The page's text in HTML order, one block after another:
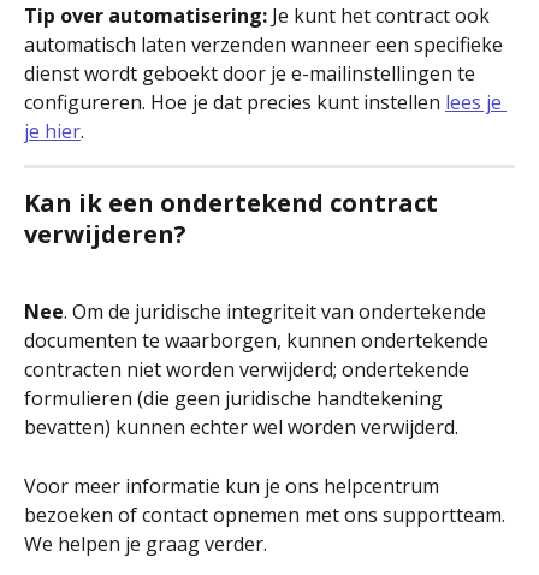
Tip over automatisering: Je kunt het contract ook
automatisch laten verzenden wanneer een specifieke
dienst wordt geboekt door je e-mailinstellingen te
configureren. Hoe je dat precies kunt instellen lees je
je hier.
Kan ik een ondertekend contract
verwijderen?
Nee. Om de juridische integriteit van ondertekende
documenten te waarborgen, kunnen ondertekende
contracten niet worden verwijderd; ondertekende
formulieren (die geen juridische handtekening
bevatten) kunnen echter wel worden verwijderd.
Voor meer informatie kun je ons helpcentrum
bezoeken of contact opnemen met ons supportteam.
We helpen je graag verder.